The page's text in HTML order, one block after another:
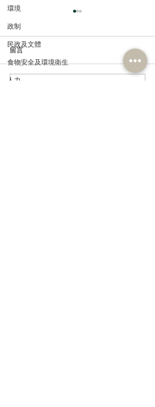
環境
政制
民政及文體
食物安全及環境衛生
人力
留言